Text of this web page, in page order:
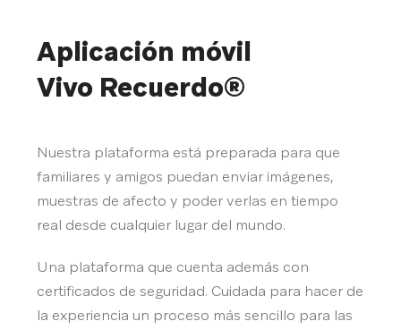
Aplicación móvil
Vivo Recuerdo®
Nuestra plataforma está preparada para que
familiares y amigos puedan enviar imágenes,
muestras de afecto y poder verlas en tiempo
real desde cualquier lugar del mundo.
Una plataforma que cuenta además con
certificados de seguridad. Cuidada para hacer de
la experiencia un proceso más sencillo para las